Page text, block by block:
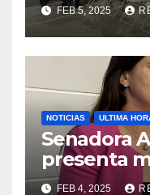
FEB 5, 2025
NOTICIAS ULTIMA
Senadora
presenta
violencia
FEB 4, 2025